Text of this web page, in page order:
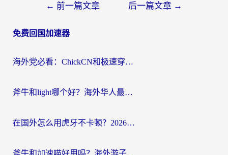
导
← 前一篇文章 后一篇文章 →
免费回国加速器
海外党必看：ChickCN和极速穿梭VPN好用吗？3招教你选对回国加速器无缝刷国内资源
斧牛和light哪个好？海外华人最关心的回国加速器选择难题，一篇讲透
在国外怎么用虎牙不卡顿？2026海外华人亲测有效的回国加速器选择指南